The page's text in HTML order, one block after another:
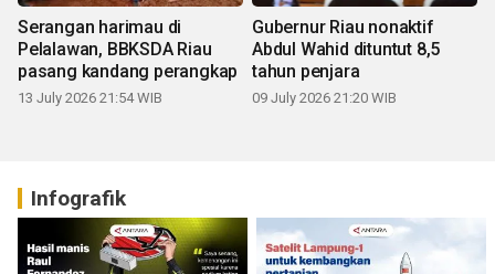
Serangan harimau di
Pelalawan, BBKSDA Riau
pasang kandang perangkap
13 July 2026 21:54 WIB
Gubernur Riau nonaktif
Abdul Wahid dituntut 8,5
tahun penjara
09 July 2026 21:20 WIB
Infografik